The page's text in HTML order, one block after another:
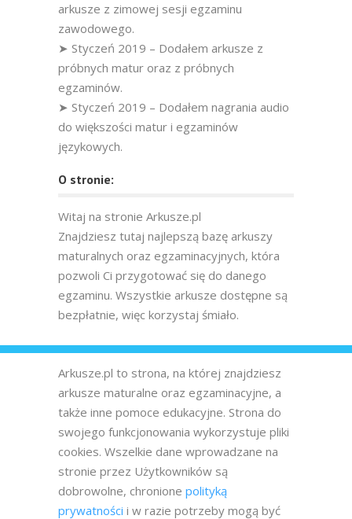
arkusze z zimowej sesji egzaminu
zawodowego.
➤ Styczeń 2019 – Dodałem arkusze z
próbnych matur oraz z próbnych
egzaminów.
➤ Styczeń 2019 – Dodałem nagrania audio
do większości matur i egzaminów
językowych.
O stronie:
Witaj na stronie Arkusze.pl
Znajdziesz tutaj najlepszą bazę arkuszy
maturalnych oraz egzaminacyjnych, która
pozwoli Ci przygotować się do danego
egzaminu. Wszystkie arkusze dostępne są
bezpłatnie, więc korzystaj śmiało.
Arkusze.pl to strona, na której znajdziesz
arkusze maturalne oraz egzaminacyjne, a
także inne pomoce edukacyjne. Strona do
swojego funkcjonowania wykorzystuje pliki
cookies. Wszelkie dane wprowadzane na
stronie przez Użytkowników są
dobrowolne, chronione polityką
prywatności i w razie potrzeby mogą być